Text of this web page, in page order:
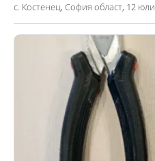
с. Костенец, София област, 12 юли